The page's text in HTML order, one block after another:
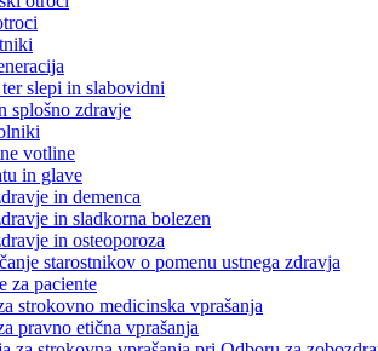
ter slepi in slabovidni
splošno zdravje
votline
in glave
in demenca
in sladkorna bolezen
in osteoporoza
starostnikov o pomenu ustnega zdravja
za paciente
strokovno medicinska vprašanja
pravno etična vprašanja